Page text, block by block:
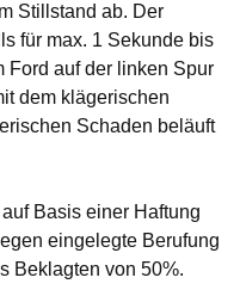
Stillstand ab. Der
für max. 1 Sekunde bis
Ford auf der linken Spur
dem klägerischen
Schaden beläuft
Basis einer Haftung
eingelegte Berufung
Beklagten von 50%.